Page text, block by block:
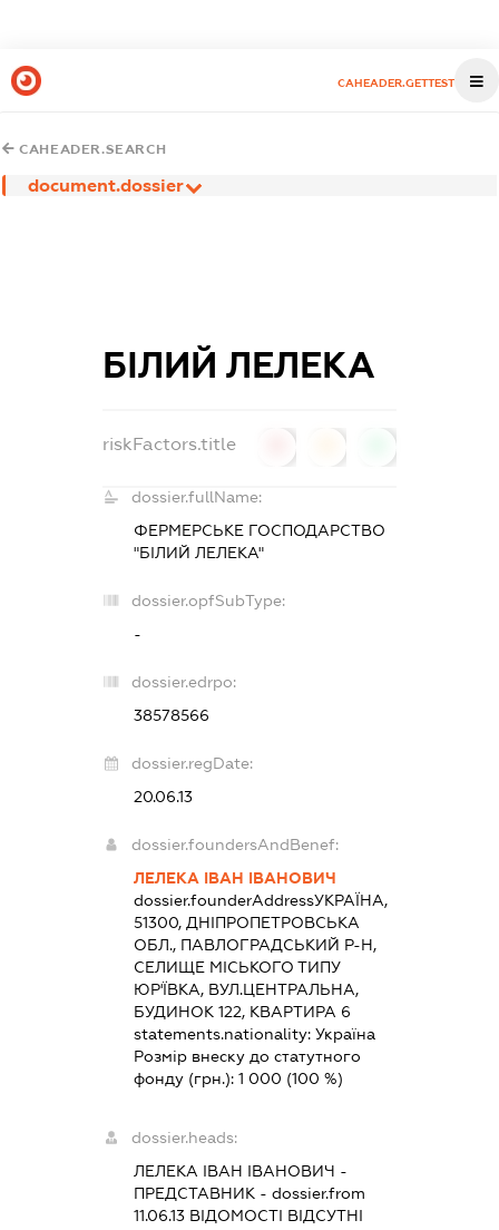
CAHEADER.GETTEST
CAHEADER.SEARCH
document.dossier
БІЛИЙ ЛЕЛЕКА
riskFactors.title
dossier.fullName:
ФЕРМЕРСЬКЕ ГОСПОДАРСТВО
"БІЛИЙ ЛЕЛЕКА"
dossier.opfSubType:
-
dossier.edrpo:
38578566
dossier.regDate:
20.06.13
dossier.foundersAndBenef:
ЛЕЛЕКА ІВАН ІВАНОВИЧ
dossier.founderAddressУКРАЇНА,
51300, ДНІПРОПЕТРОВСЬКА
ОБЛ., ПАВЛОГРАДСЬКИЙ Р-Н,
СЕЛИЩЕ МІСЬКОГО ТИПУ
ЮР'ЇВКА, ВУЛ.ЦЕНТРАЛЬНА,
БУДИНОК 122, КВАРТИРА 6
statements.nationality:Україна
Розмір внеску до статутного
фонду (грн.):1 000 (100 %)
dossier.heads:
ЛЕЛЕКА ІВАН ІВАНОВИЧ -
ПРЕДСТАВНИК - dossier.from
11.06.13 ВІДОМОСТІ ВІДСУТНІ